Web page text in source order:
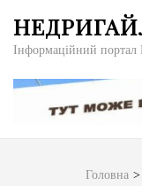
вмісту
Enter)
Інформаційний
Головна >